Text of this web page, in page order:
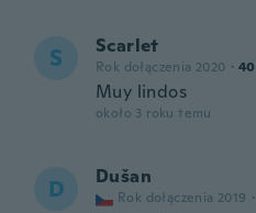
S Scarlet
Rok dołączenia 2020 · 40
Muy lindos
około 3 roku temu
D Dušan
Rok dołączenia 2019 ·